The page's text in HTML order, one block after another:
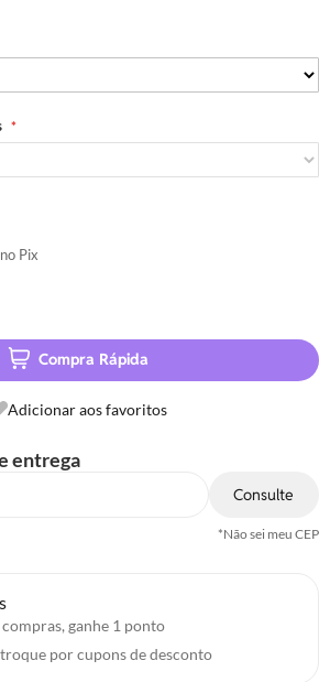
no Pix
Compra Rápida
Adicionar aos favoritos
entrega
Consulte
*Não sei meu CEP
ganhe 1 ponto
por cupons de desconto